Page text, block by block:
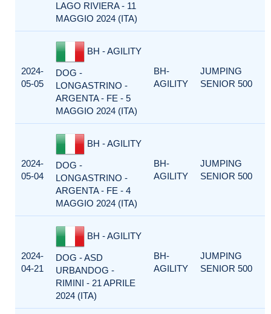
LAGO RIVIERA - 11
MAGGIO 2024 (ITA)
2024-
05-05
BH - AGILITY
DOG -
LONGASTRINO -
ARGENTA - FE - 5
MAGGIO 2024 (ITA)
BH-
AGILITY
JUMPING
SENIOR 500
2024-
05-04
BH - AGILITY
DOG -
LONGASTRINO -
ARGENTA - FE - 4
MAGGIO 2024 (ITA)
BH-
AGILITY
JUMPING
SENIOR 500
2024-
04-21
BH - AGILITY
DOG - ASD
URBANDOG -
RIMINI - 21 APRILE
2024 (ITA)
BH-
AGILITY
JUMPING
SENIOR 500